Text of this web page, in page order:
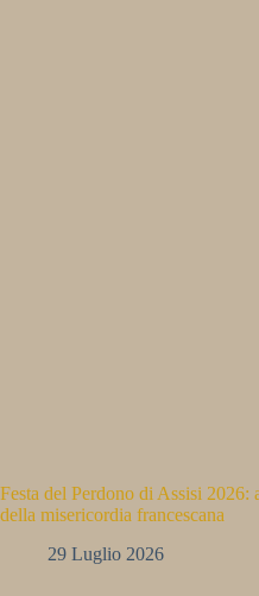
Festa del Perdono di Assisi
della misericordia francescana
29 Luglio 2026